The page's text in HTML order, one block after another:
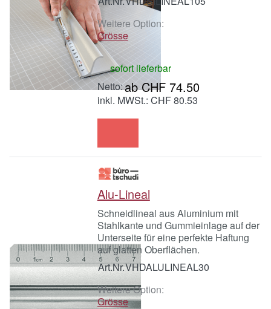
Weitere Option:
Grösse
sofort lieferbar
ab CHF 74.50
inkl. MWSt.: CHF 80.53
Alu-Lineal
Schneidlineal aus Aluminium mit
Stahlkante und Gummieinlage auf der
Unterseite für eine perfekte Haftung
auf glatten Oberflächen.
Art.Nr.VHDALULINEAL30
Weitere Option:
Grösse